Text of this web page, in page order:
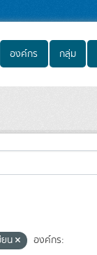
องค์กร กลุ่ม
ยน
องค์กร: